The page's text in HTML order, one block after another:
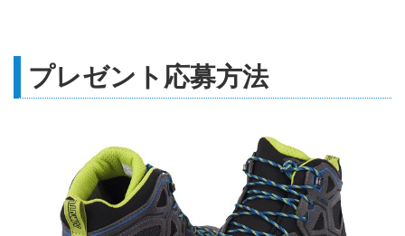
プレゼント応募方法